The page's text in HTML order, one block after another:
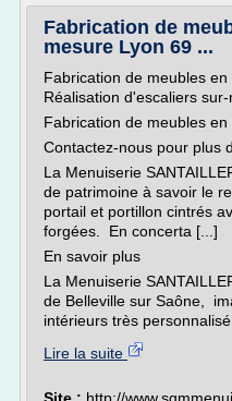
Fabrication de
mesure Lyon 69 ...
Fabrication de meubles
Réalisation d'escaliers
Fabrication de meubles
Contactez-nous pour plus
La Menuiserie
de patrimoine à savoir le
portail et portillon cintrés
forgées. En concerta [...]
En savoir plus
La Menuiserie
de Belleville sur Saône,
intérieurs très
Lire la suite